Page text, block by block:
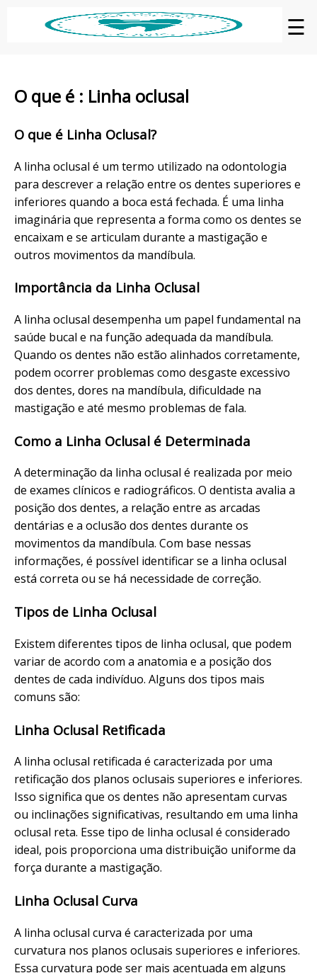
☰
O que é : Linha oclusal
O que é Linha Oclusal?
A linha oclusal é um termo utilizado na odontologia
para descrever a relação entre os dentes superiores e
inferiores quando a boca está fechada. É uma linha
imaginária que representa a forma como os dentes se
encaixam e se articulam durante a mastigação e
outros movimentos da mandíbula.
Importância da Linha Oclusal
A linha oclusal desempenha um papel fundamental na
saúde bucal e na função adequada da mandíbula.
Quando os dentes não estão alinhados corretamente,
podem ocorrer problemas como desgaste excessivo
dos dentes, dores na mandíbula, dificuldade na
mastigação e até mesmo problemas de fala.
Como a Linha Oclusal é Determinada
A determinação da linha oclusal é realizada por meio
de exames clínicos e radiográficos. O dentista avalia a
posição dos dentes, a relação entre as arcadas
dentárias e a oclusão dos dentes durante os
movimentos da mandíbula. Com base nessas
informações, é possível identificar se a linha oclusal
está correta ou se há necessidade de correção.
Tipos de Linha Oclusal
Existem diferentes tipos de linha oclusal, que podem
variar de acordo com a anatomia e a posição dos
dentes de cada indivíduo. Alguns dos tipos mais
comuns são:
Linha Oclusal Retificada
A linha oclusal retificada é caracterizada por uma
retificação dos planos oclusais superiores e inferiores.
Isso significa que os dentes não apresentam curvas
ou inclinações significativas, resultando em uma linha
oclusal reta. Esse tipo de linha oclusal é considerado
ideal, pois proporciona uma distribuição uniforme da
força durante a mastigação.
Linha Oclusal Curva
A linha oclusal curva é caracterizada por uma
curvatura nos planos oclusais superiores e inferiores.
Essa curvatura pode ser mais acentuada em alguns